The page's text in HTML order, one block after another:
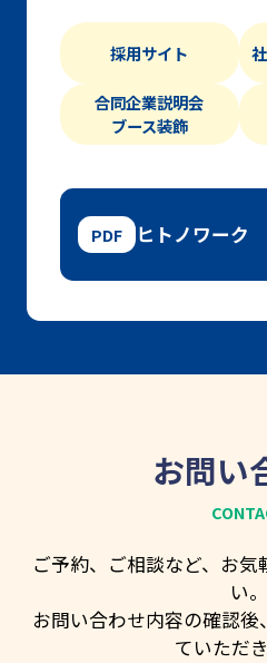
採用サイト
合同企業説明会
ブース装飾
ヒトノワーク
お問い
ご予約、ご相談など、お
い。
お問い合わせ内容の確認
ていただき